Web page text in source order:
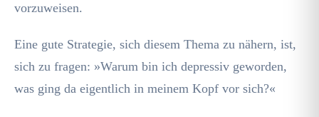
vorzuweisen.
Eine gute Strategie, sich diesem Thema zu nähern, ist,
sich zu fragen: »Warum bin ich depressiv geworden,
was ging da eigentlich in meinem Kopf vor sich?«